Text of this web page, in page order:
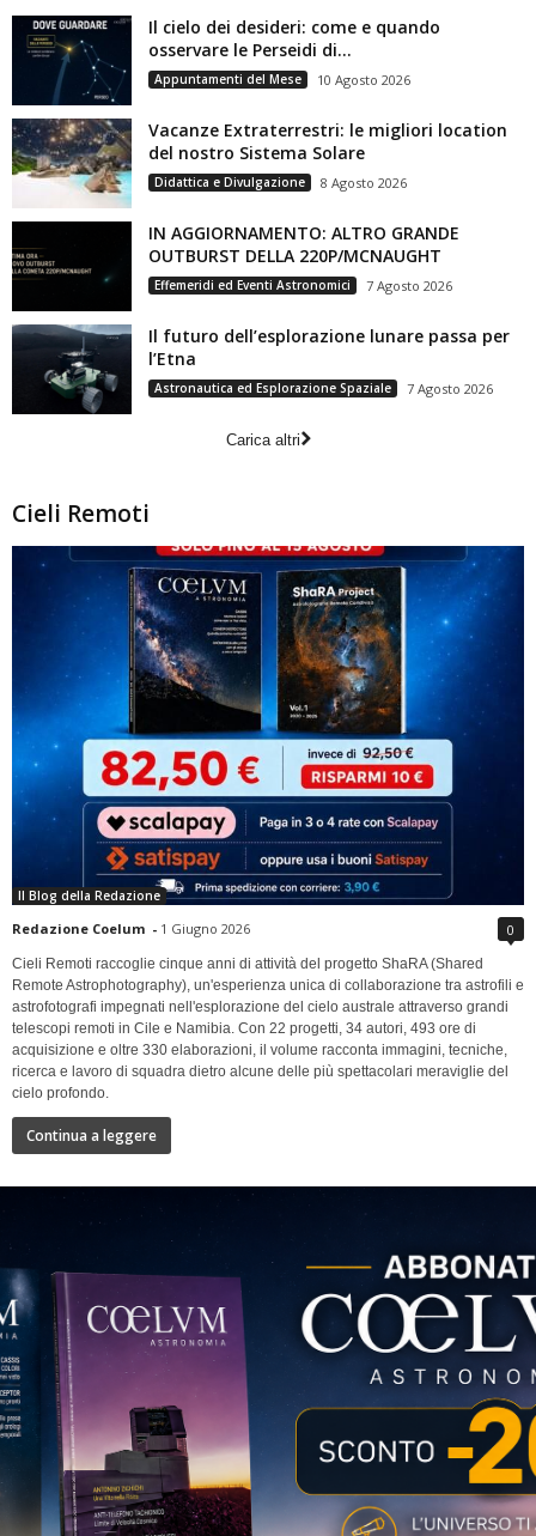
Il cielo dei desideri: come e quando
osservare le Perseidi di...
Appuntamenti del Mese 10 Agosto 2026
Vacanze Extraterrestri: le migliori location
del nostro Sistema Solare
Didattica e Divulgazione 8 Agosto 2026
IN AGGIORNAMENTO: ALTRO GRANDE
OUTBURST DELLA 220P/MCNAUGHT
Effemeridi ed Eventi Astronomici 7 Agosto 2026
Il futuro dell’esplorazione lunare passa per
l’Etna
Astronautica ed Esplorazione Spaziale 7 Agosto 2026
Carica altri
Cieli Remoti
Il Blog della Redazione
Redazione Coelum - 1 Giugno 2026 0
Cieli Remoti raccoglie cinque anni di attività del progetto ShaRA (Shared
Remote Astrophotography), un'esperienza unica di collaborazione tra astrofili e
astrofotografi impegnati nell'esplorazione del cielo australe attraverso grandi
telescopi remoti in Cile e Namibia. Con 22 progetti, 34 autori, 493 ore di
acquisizione e oltre 330 elaborazioni, il volume racconta immagini, tecniche,
ricerca e lavoro di squadra dietro alcune delle più spettacolari meraviglie del
cielo profondo.
Continua a leggere